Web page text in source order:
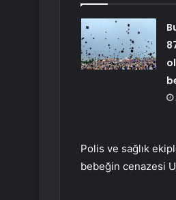
Polis ve sağlık
bebeğin cenazesi